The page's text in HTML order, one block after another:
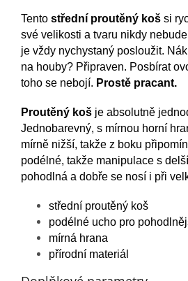
Tento střední proutěný koš si
své velikosti a tvaru nikdy
je vždy nychystaný posloužit.
na houby? Připraven. Posbírat
toho se nebojí. Prostě pracant.
Proutěný koš je absolutně
Jednobarevný, s mírnou horní
mírně nižší, takže z boku
podélné, takže manipulace s
pohodlná a dobře se nosí i při
střední proutěný koš
podélné ucho pro
mírná hrana
přírodní materiál